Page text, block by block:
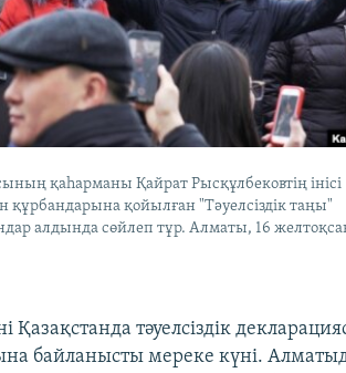
қаһарманы Қайрат Рысқұлбековтің інісі
құрбандарына қойылған "Тәуелсіздік таңы"
алдында сөйлеп тұр. Алматы, 16
Қазақстанда тәуелсіздік
байланысты мереке күні.